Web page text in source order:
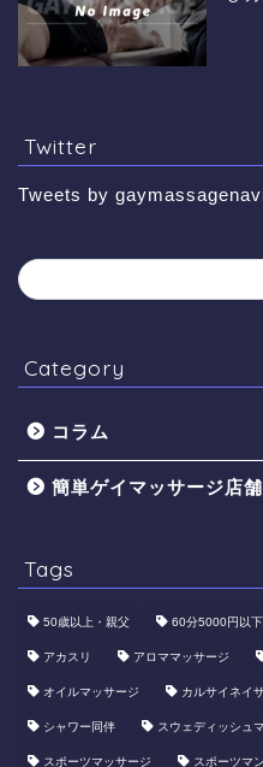
Twitter
Tweets by
Category
コラム
簡単ゲイマッサージ店
Tags
50歳以上・親父 60分5000円以下
アカスリ アロママッサージ
オイルマッサージ カルサイネイ
シャワー同伴 スウェディッシュ
スポーツマッサージ スポーツマ